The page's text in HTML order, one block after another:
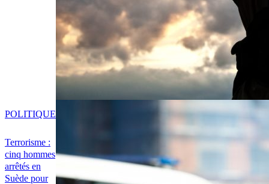
Terrorisme :
cinq hommes
arrêtés en
Suède pour
POLITIQUE